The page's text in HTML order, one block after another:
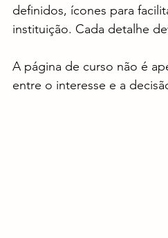
definidos, ícones para
instituição. Cada detalhe
A página de curso não é
entre o interesse e a